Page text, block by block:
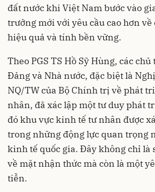
đất nước khi Việt Nam bước vào
trưởng mới với yêu cầu cao hơn về
hiệu quả và tính bền vững.
Theo PGS TS Hồ Sỹ Hùng, các
Đảng và Nhà nước, đặc biệt là
NQ/TW của Bộ Chính trị về phát
nhân, đã xác lập một tư duy phát
đó khu vực kinh tế tư nhân được
trong những động lực quan trọng
kinh tế quốc gia. Đây không chỉ là
về mặt nhận thức mà còn là một
tiễn.